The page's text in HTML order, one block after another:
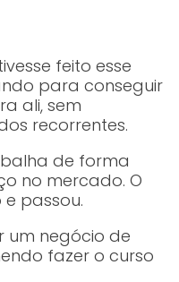
feito esse
para conseguir
ali, sem
recorrentes.
de forma
no mercado. O
passou.
um negócio de
fazer o curso